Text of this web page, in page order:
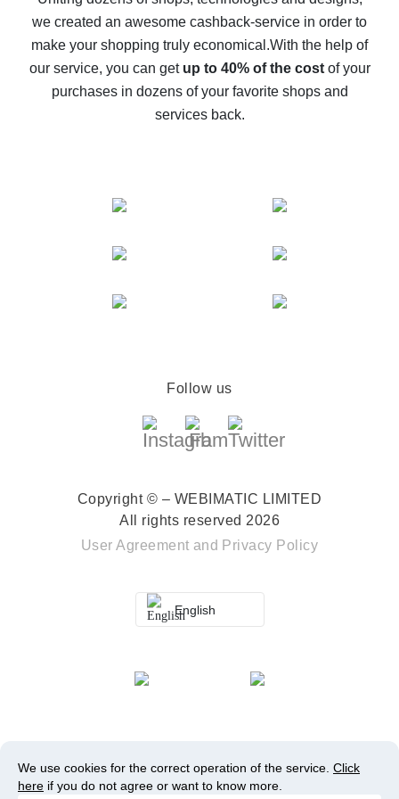
The best cash back on AliExpress - how to find it
The best cash back service for AliExpress - let's
compare offers
we created an awesome cashback-service in order to
make your shopping truly economical.With the help of
our service, you can get up to 40% of the costof your
purchases in dozens of your favorite shops and
services back.
Follow us
Copyright © – WEBIMATIC LIMITED
All rights reserved 2026
User Agreement and Privacy Policy
English
We use cookies for the correct operation of the service. Click
here if you do not agree or want to know more.